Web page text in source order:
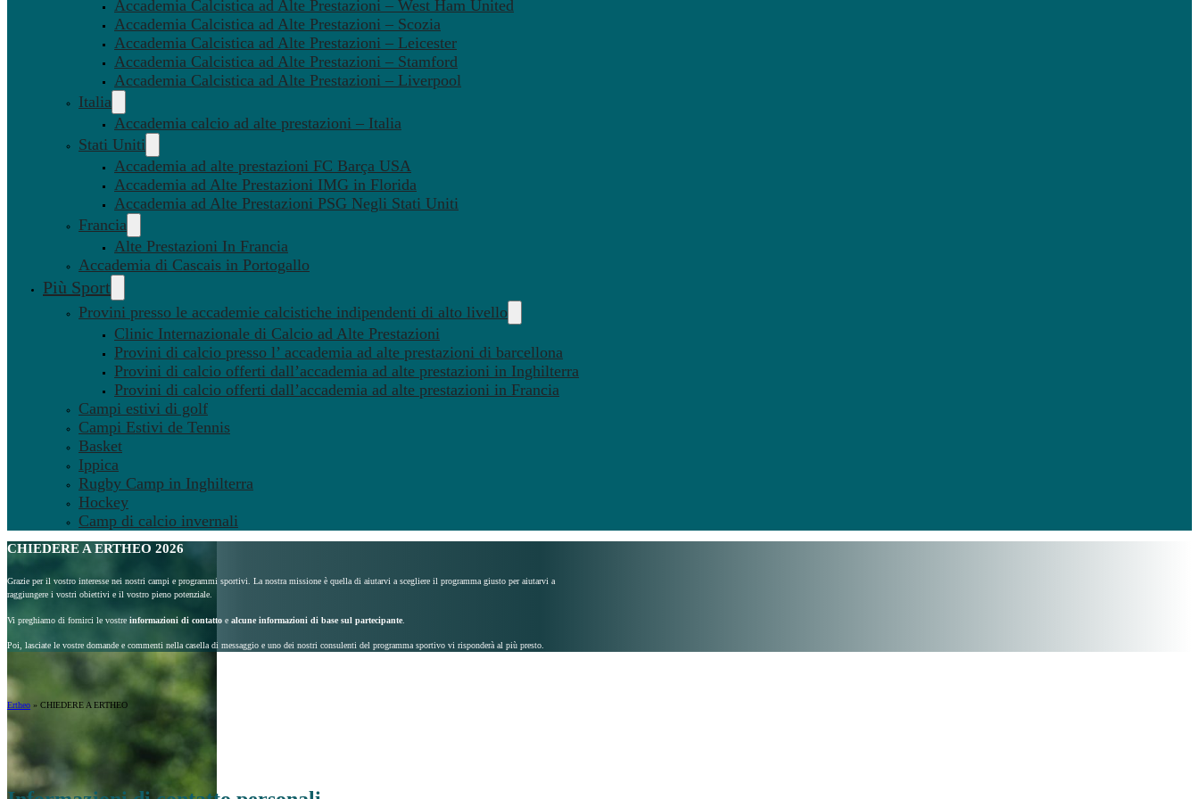
Accademia Calcistica ad Alte Prestazioni – West Ham United
Accademia Calcistica ad Alte Prestazioni – Scozia
Accademia Calcistica ad Alte Prestazioni – Leicester
Accademia Calcistica ad Alte Prestazioni – Stamford
Accademia Calcistica ad Alte Prestazioni – Liverpool
Italia
Accademia calcio ad alte prestazioni – Italia
Stati Uniti
Accademia ad alte prestazioni FC Barça USA
Accademia ad Alte Prestazioni IMG in Florida
Accademia ad Alte Prestazioni PSG Negli Stati Uniti
Francia
Alte Prestazioni In Francia
Accademia di Cascais in Portogallo
Più Sport
Provini presso le accademie calcistiche indipendenti di alto livello
Clinic Internazionale di Calcio ad Alte Prestazioni
Provini di calcio presso l’ accademia ad alte prestazioni di barcellona
Provini di calcio offerti dall’accademia ad alte prestazioni in Inghilterra
Provini di calcio offerti dall’accademia ad alte prestazioni in Francia
Campi estivi di golf
Campi Estivi de Tennis
Basket
Ippica
Rugby Camp in Inghilterra
Hockey
Camp di calcio invernali
CHIEDERE A ERTHEO 2026
Grazie per il vostro interesse nei nostri campi e programmi sportivi. La nostra missione è quella di aiutarvi a scegliere il programma giusto per aiutarvi a
raggiungere i vostri obiettivi e il vostro pieno potenziale.
Vi preghiamo di fornirci le vostre informazioni di contatto e alcune informazioni di base sul partecipante
Poi, lasciate le vostre domande e commenti nella casella di messaggio e uno dei nostri consulenti del programma sportivo vi risponderà al più presto.
Ertheo » CHIEDERE A ERTHEO